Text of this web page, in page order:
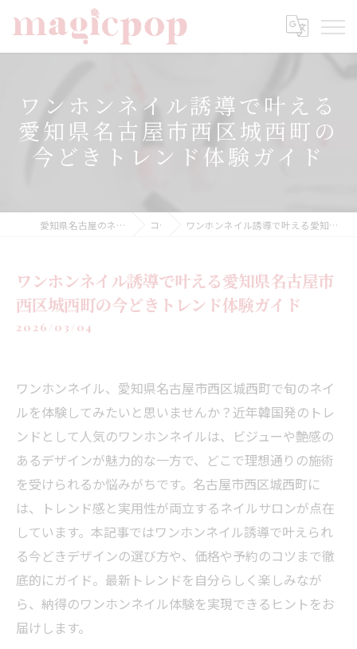
ワンホンネイル誘導で叶える
愛知県名古屋市西区城西町の
今どきトレンド体験ガイド
愛知県名古屋のネイルならnailsalon magicpop コラム ワンホンネイル誘導で叶える愛知県名古屋市西区城西町の今どきトレンド体験ガイド
ワンホンネイル誘導で叶える愛知県名古屋市
西区城西町の今どきトレンド体験ガイド
2026/03/04
ワンホンネイル、愛知県名古屋市西区城西町で旬のネイ
ルを体験してみたいと思いませんか？近年韓国発のトレ
ンドとして人気のワンホンネイルは、ビジューや艶感の
あるデザインが魅力的な一方で、どこで理想通りの施術
を受けられるか悩みがちです。名古屋市西区城西町に
は、トレンド感と実用性が両立するネイルサロンが点在
しています。本記事ではワンホンネイル誘導で叶えられ
る今どきデザインの選び方や、価格や予約のコツまで徹
底的にガイド。最新トレンドを自分らしく楽しみなが
ら、納得のワンホンネイル体験を実現できるヒントをお
届けします。